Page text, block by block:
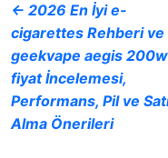
← 2026 En İyi e-
cigarettes Rehberi ve
geekvape aegis 200w
fiyat İncelemesi,
Performans, Pil ve
Alma Önerileri